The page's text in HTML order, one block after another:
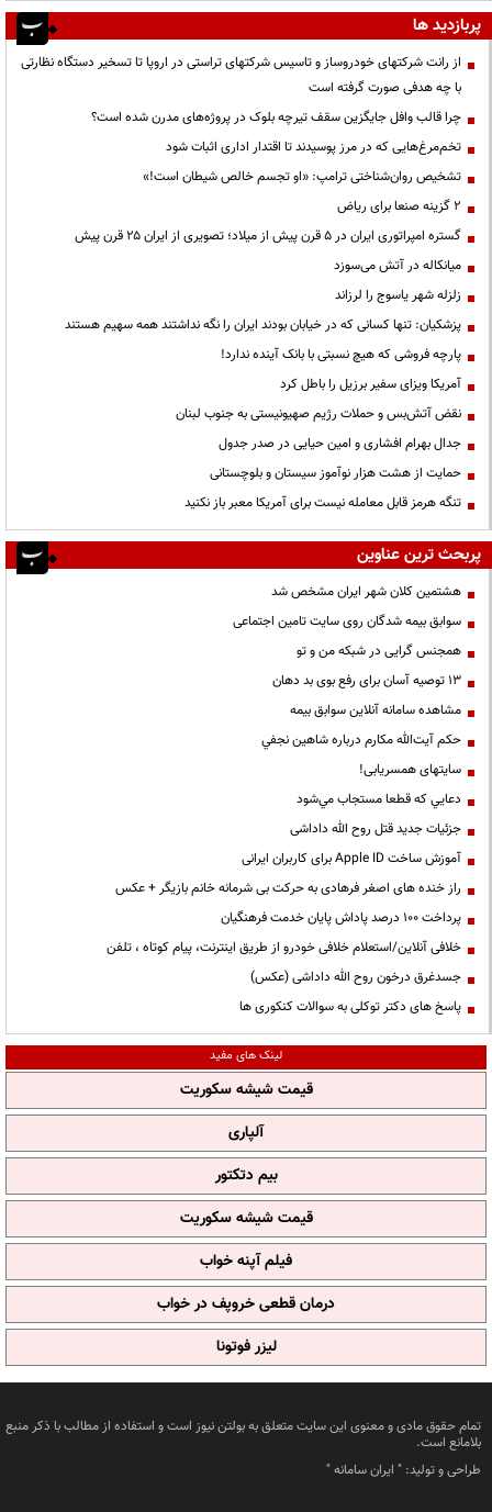
پربازدید ها
از رانت‌ شرکتهای خودروساز و تاسیس شرکتهای تراستی در اروپا تا تسخیر دستگاه نظارتی
با چه هدفی صورت گرفته است
چرا قالب وافل جایگزین سقف تیرچه بلوک در پروژه‌های مدرن شده است؟
تخم‌مرغ‌هایی که در مرز پوسیدند تا اقتدار اداری اثبات شود
تشخیص روان‌شناختی ترامپ: «او تجسم خالص شیطان است!»
۲ گزینه صنعا برای ریاض
گستره امپراتوری ایران در ۵ قرن پیش از میلاد؛ تصویری از ایران ۲۵ قرن پیش
میانکاله در آتش می‌سوزد
زلزله شهر یاسوج را لرزاند
پزشکیان: تنها کسانی که در خیابان بودند ایران را نگه نداشتند همه سهیم هستند
پارچه فروشی که هیچ نسبتی با بانک آینده ندارد!
آمریکا ویزای سفیر برزیل را باطل کرد
نقض آتش‌بس و حملات رژیم صهیونیستی به جنوب لبنان
جدال بهرام افشاری و امین حیایی در صدر جدول
حمایت از هشت هزار نوآموز سیستان و بلوچستانی
تنگه هرمز قابل معامله نیست برای آمریکا معبر باز نکنید
پربحث ترین عناوین
هشتمین کلان شهر ایران مشخص شد
سوابق بیمه شدگان روی سایت تامین اجتماعی
همجنس گرایی در شبکه من و تو
13 توصیه آسان برای رفع بوی بد دهان
مشاهده سامانه آنلاين سوابق بیمه
حكم آيت‌الله مكارم درباره شاهين نجفي
سایتهای همسریابی!
دعايي كه قطعا مستجاب مي‌شود
جزئیات جدید قتل روح الله داداشی
آموزش ساخت Apple ID برای کاربران ایرانی
راز خنده های اصغر فرهادی به حرکت بی شرمانه خانم بازیگر + عکس
پرداخت ۱۰۰ درصد پاداش پایان خدمت فرهنگیان
خلافی آنلاین/استعلام خلافی خودرو از طریق اینترنت، پیام کوتاه ، تلفن
جسدغرق درخون روح الله داداشی (عکس)
پاسخ های دکتر توکلی به سوالات کنکوری ها
لینک های مفید
قیمت شیشه سکوریت
آلپاری
بیم دتکتور
قیمت شیشه سکوریت
فیلم آپنه خواب
درمان قطعی خروپف در خواب
لیزر فوتونا
تمام حقوق مادی و معنوی این سایت متعلق به بولتن نیوز است و استفاده از مطالب با ذکر منبع
بلامانع است.
طراحی و تولید: " ایران سامانه"